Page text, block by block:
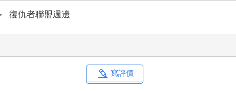
復仇者聯盟週邊
寫評價